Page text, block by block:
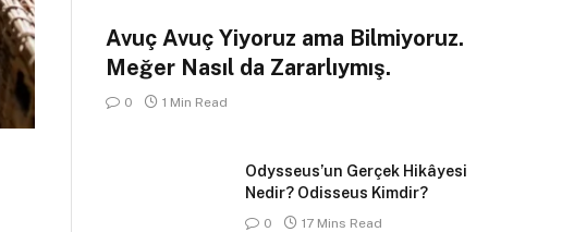
Avuç Avuç Yiyoruz ama Bilmiyoruz.
Meğer Nasıl da Zararlıymış.
0 1 Min Read
Odysseus’un Gerçek Hikâyesi
Nedir? Odisseus Kimdir?
0 17 Mins Read